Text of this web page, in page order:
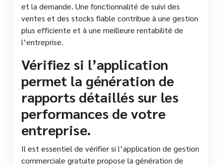
et la demande. Une fonctionnalité de suivi des
ventes et des stocks fiable contribue à une gestion
plus efficiente et à une meilleure rentabilité de
l’entreprise.
Vérifiez si l’application
permet la génération de
rapports détaillés sur les
performances de votre
entreprise.
Il est essentiel de vérifier si l’application de gestion
commerciale gratuite propose la génération de